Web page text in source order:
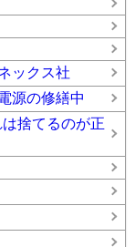
ックス社
源の修繕中
捨てるのが正